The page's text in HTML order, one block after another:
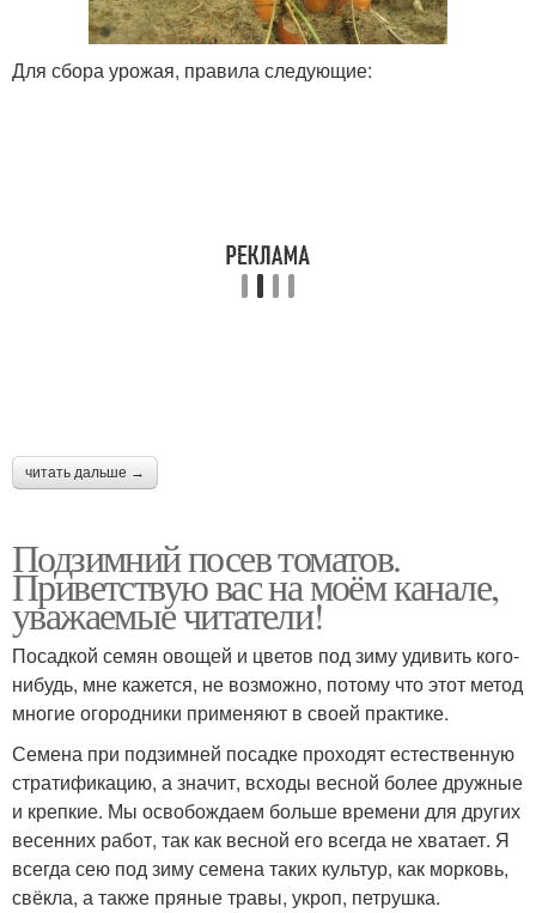
Для сбора урожая, правила следующие:
читать дальше →
Подзимний посев томатов.
Приветствую вас на моём канале,
уважаемые читатели!
Посадкой семян овощей и цветов под зиму удивить кого-
нибудь, мне кажется, не возможно, потому что этот метод
многие огородники применяют в своей практике.
Семена при подзимней посадке проходят естественную
стратификацию, а значит, всходы весной более дружные
и крепкие. Мы освобождаем больше времени для других
весенних работ, так как весной его всегда не хватает. Я
всегда сею под зиму семена таких культур, как морковь,
свёкла, а также пряные травы, укроп, петрушка.